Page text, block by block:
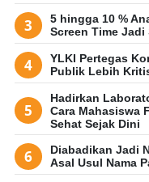
5 hingga 10 %
Screen Time Jadi
YLKI Pertegas
Publik Lebih
Hadirkan
Cara Mahasiswa
Sehat Sejak Dini
Diabadikan Jadi
Asal Usul Nama